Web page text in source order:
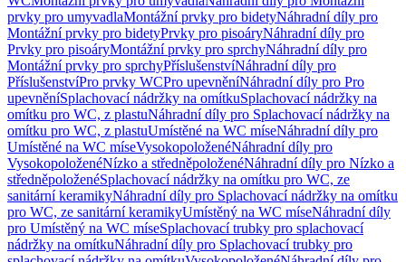
prvky pro umyvadlaMontážní prvky pro bidetyNáhradní díly pro
Montážní prvky pro bidetyPrvky pro pisoáryNáhradní díly pro
Prvky pro pisoáryMontážní prvky pro sprchyNáhradní díly pro
Montážní prvky pro sprchyPříslušenstvíNáhradní díly pro
PříslušenstvíPro prvky WCPro upevněníNáhradní díly pro Pro
upevněníSplachovací nádržky na omítkuSplachovací nádržky na
omítku pro WC, z plastuNáhradní díly pro Splachovací nádržky na
omítku pro WC, z plastuUmístěné na WC míseNáhradní díly pro
Umístěné na WC míseVysokopoloženéNáhradní díly pro
VysokopoloženéNízko a středněpoloženéNáhradní díly pro Nízko a
středněpoloženéSplachovací nádržky na omítku pro WC, ze
sanitární keramikyNáhradní díly pro Splachovací nádržky na omítku
pro WC, ze sanitární keramikyUmístěný na WC míseNáhradní díly
pro Umístěný na WC míseSplachovací trubky pro splachovací
nádržky na omítkuNáhradní díly pro Splachovací trubky pro